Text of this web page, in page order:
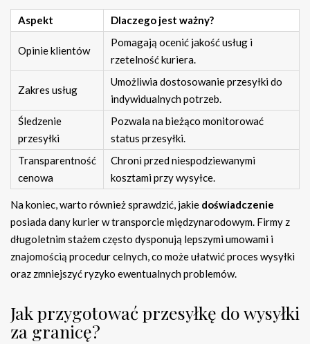
Aspekt Dlaczego jest ważny?
Opinie klientów
Pomagają ocenić jakość usług i
rzetelność kuriera.
Zakres usług
Umożliwia dostosowanie przesyłki do
indywidualnych potrzeb.
Śledzenie
przesyłki
Pozwala na bieżąco monitorować
status przesyłki.
Transparentność
cenowa
Chroni przed niespodziewanymi
kosztami przy wysyłce.
Na koniec, warto również sprawdzić, jakie doświadczenie
posiada dany kurier w transporcie międzynarodowym. Firmy z
długoletnim stażem często dysponują lepszymi umowami i
znajomością procedur celnych, co może ułatwić proces wysyłki
oraz zmniejszyć ryzyko ewentualnych problemów.
Jak przygotować przesyłkę do wysyłki
za granicę?